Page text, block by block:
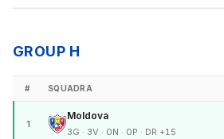
GROUP H
# SQUADRA
1
Moldova
3G · 3V · 0N · 0P · DR +15